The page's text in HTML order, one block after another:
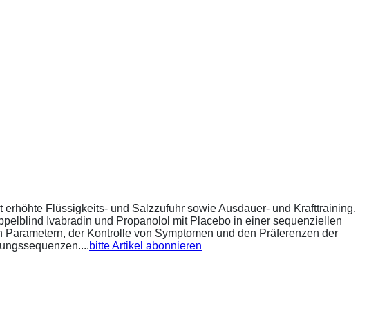
Flüssigkeits- und Salzzufuhr sowie Ausdauer- und Krafttraining.
Ivabradin und Propanolol mit Placebo in einer sequenziellen
der Kontrolle von Symptomen und den Präferenzen der
bitte Artikel abonnieren